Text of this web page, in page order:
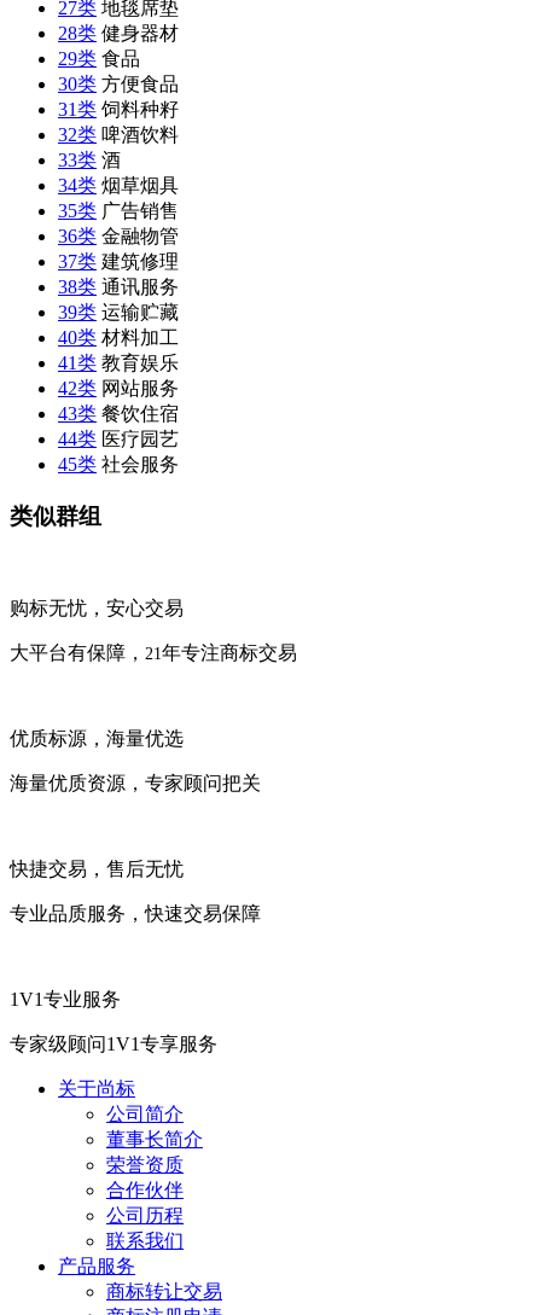
27类 地毯席垫
28类 健身器材
29类 食品
30类 方便食品
31类 饲料种籽
32类 啤酒饮料
33类 酒
34类 烟草烟具
35类 广告销售
36类 金融物管
37类 建筑修理
38类 通讯服务
39类 运输贮藏
40类 材料加工
41类 教育娱乐
42类 网站服务
43类 餐饮住宿
44类 医疗园艺
45类 社会服务
类似群组
购标无忧，安心交易
大平台有保障， 21年专注商标交易
优质标源，海量优选
海量优质资源，专家顾问把关
快捷交易，售后无忧
专业品质服务，快速交易保障
1V1专业服务
专家级顾问1V1专享服务
关于尚标
公司简介
董事长简介
荣誉资质
合作伙伴
公司历程
联系我们
产品服务
商标转让交易